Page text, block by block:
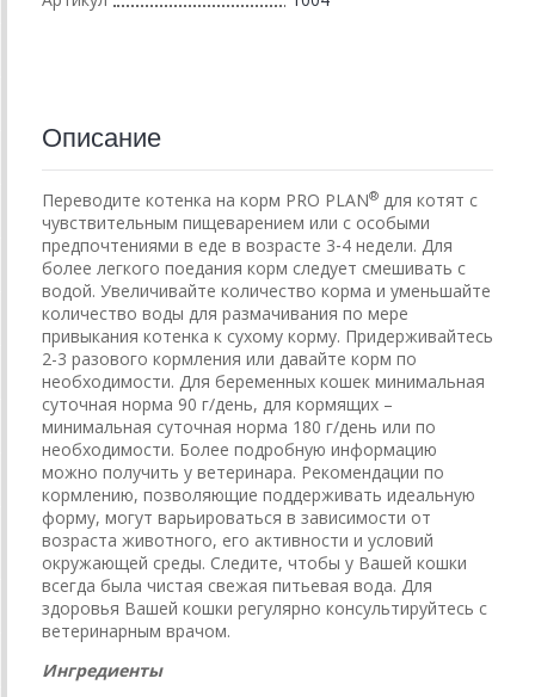
Описание
Переводите котенка на корм PRO PLAN® для котят с
чувствительным пищеварением или с особыми
предпочтениями в еде в возрасте 3‐4 недели. Для
более легкого поедания корм следует смешивать с
водой. Увеличивайте количество корма и уменьшайте
количество воды для размачивания по мере
привыкания котенка к сухому корму. Придерживайтесь
2-3 разового кормления или давайте корм по
необходимости. Для беременных кошек минимальная
суточная норма 90 г/день, для кормящих –
минимальная суточная норма 180 г/день или по
необходимости. Более подробную информацию
можно получить у ветеринара. Рекомендации по
кормлению, позволяющие поддерживать идеальную
форму, могут варьироваться в зависимости от
возраста животного, его активности и условий
окружающей среды. Следите, чтобы у Вашей кошки
всегда была чистая свежая питьевая вода. Для
здоровья Вашей кошки регулярно консультируйтесь с
ветеринарным врачом.
Ингредиенты